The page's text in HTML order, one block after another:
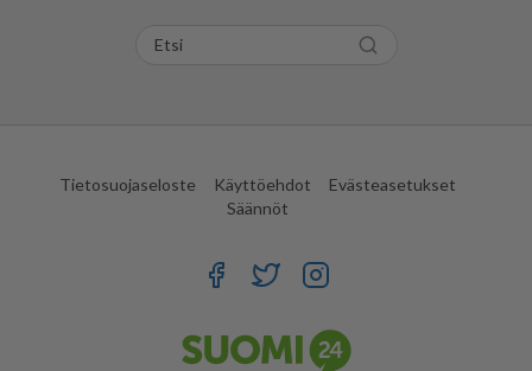
Tietosuojaseloste Käyttöehdot
Evästeasetukset
Säännöt